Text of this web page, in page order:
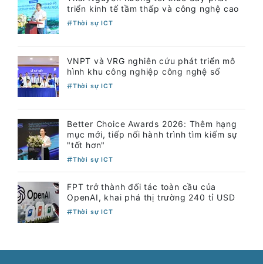
triển kinh tế tầm thấp và công nghệ cao
Thời sự ICT
VNPT và VRG nghiên cứu phát triển mô
hình khu công nghiệp công nghệ số
Thời sự ICT
Better Choice Awards 2026: Thêm hạng
mục mới, tiếp nối hành trình tìm kiếm sự
"tốt hơn"
Thời sự ICT
FPT trở thành đối tác toàn cầu của
OpenAI, khai phá thị trường 240 tỉ USD
Thời sự ICT